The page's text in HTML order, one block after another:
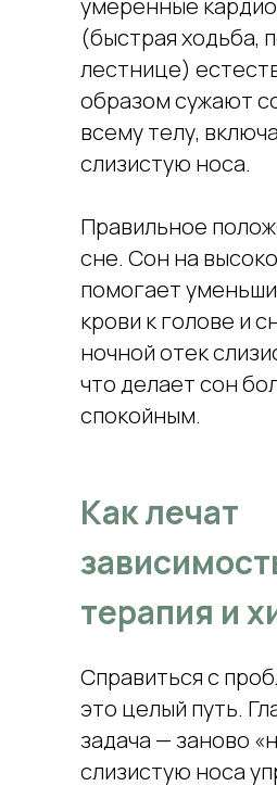
умеренные
(быстрая ходьба,
лестнице)
образом сужают
всему телу,
слизистую носа.
Правильное
сне. Сон на
помогает
крови к голове и
ночной отек
что делает сон
спокойным.
Как лечат
терапия и
Справиться с
это целый путь.
задача — заново
слизистую носа